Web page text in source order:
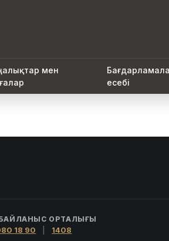
мен
есебі
БАЙЛАНЫС ОРТАЛЫҒЫ
18 90 1408